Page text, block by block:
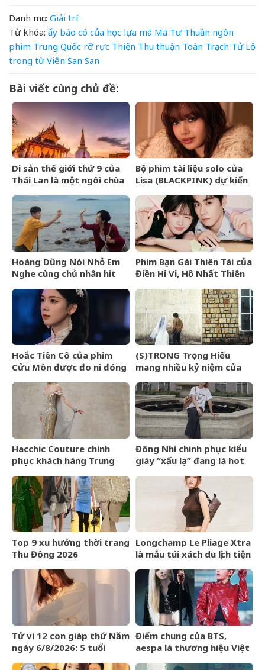
Danh mục: Giải trí
Từ khóa: ấy báo có của học lựa mã Mã Tư Thuần ngôn
phim Trung Quốc rỡ rực Thiện Thu thuận Toàn Trạch Tử Lộ
trong từ Viên San San
Bài viết cùng chủ đề:
Di sản thế giới thứ 9 của
Thái Lan là một ngôi chùa
Bộ phim tài liệu solo của
Lisa (BLACKPINK) dự kiến
TIFF 2026
Hoàng Dũng Nói Nhỏ Em
Nghe cùng chủ nhân hit
Phim Bạn Gái Thiên Tài của
Điền Hi Vi, Hồ Nhất Thiên
kịch bản phi lý
Hoắc Tiên Cô của phim
Cửu Môn được đo ni đóng
(S)TRONG Trọng Hiếu
mang nhiều kỷ niệm của
vẫn yêu em) đến giây cuối
cùng
Hacchic Couture chinh
phục khách hàng Trung
thảo
Đông Nhi chinh phục kiểu
giày “xấu lạ” đang là hot
Top 9 xu hướng thời trang
Thu Đông 2026
Longchamp Le Pliage Xtra
là mẫu túi xách du lịch tiện
Tử vi 12 con giáp thứ Năm
ngày 6/8/2026: 5 tuổi
Điểm chung của BTS,
aespa là thương hiệu Việt